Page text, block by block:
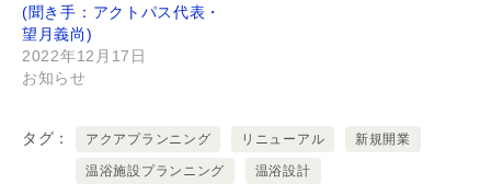
(聞き手：アクトパス代表・
望月義尚)
2022年12月17日
お知らせ
タグ アクアプランニング リニューアル 新規開業
温浴施設プランニング 温浴設計